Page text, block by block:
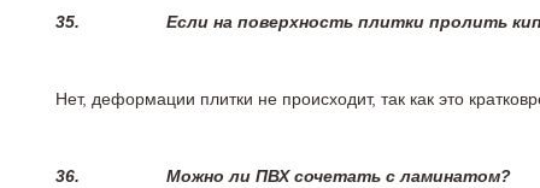
35. Если на поверхность плитки пролить
Нет, деформации плитки не происходит, так как это
36. Можно ли ПВХ сочетать с ламинатом?